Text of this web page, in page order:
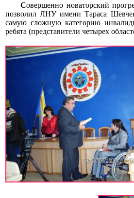
Совершенно новаторский
позволил ЛНУ имени Тараса
самую сложную категорию
ребята (представители четырех